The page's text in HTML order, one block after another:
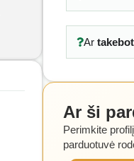
Ar
Ar ši
Perimkite
parduotuvė